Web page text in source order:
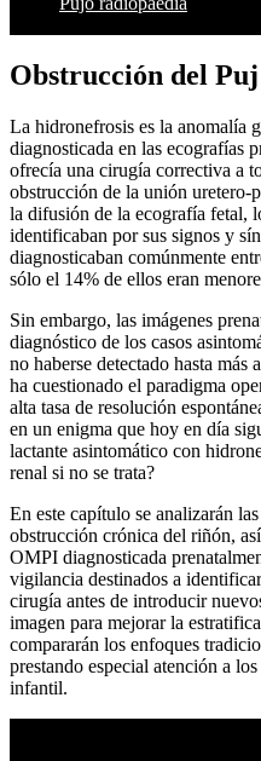
Obstrucción del
La hidronefrosis es la anomalía
diagnosticada en las ecografías
ofrecía una cirugía correctiva a
obstrucción de la unión uretero-
la difusión de la ecografía fetal,
identificaban por sus signos y
diagnosticaban comúnmente
sólo el 14% de ellos eran
Sin embargo, las imágenes
diagnóstico de los casos
no haberse detectado hasta
ha cuestionado el paradigma
alta tasa de resolución
en un enigma que hoy en día
lactante asintomático con
renal si no se trata?
En este capítulo se analizarán
obstrucción crónica del riñón,
OMPI diagnosticada
vigilancia destinados a
cirugía antes de introducir
imagen para mejorar la
compararán los enfoques
prestando especial atención a
infantil.